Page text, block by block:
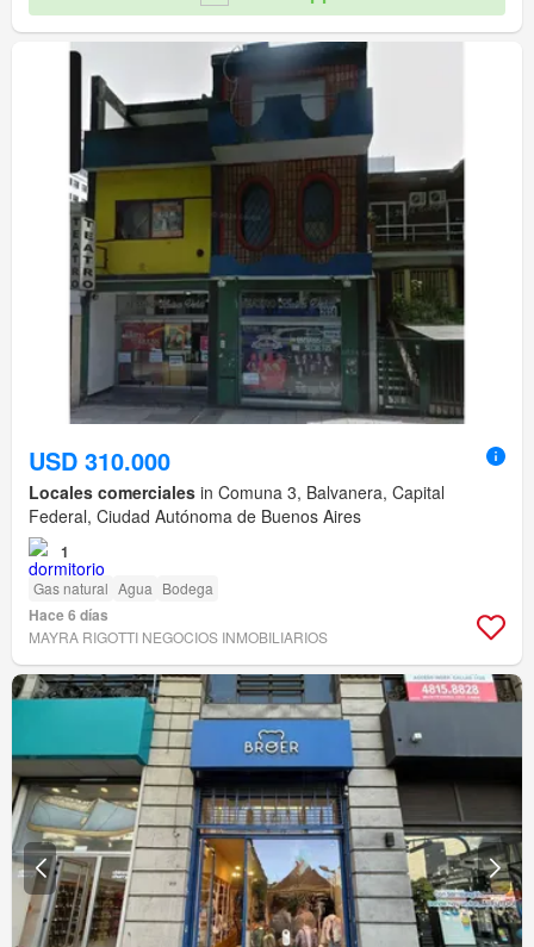
USD 310.000
Locales comerciales in Comuna 3, Balvanera, Capital
Federal, Ciudad Autónoma de Buenos Aires
1
Gas natural Agua Bodega
Hace 6 días
MAYRA RIGOTTI NEGOCIOS INMOBILIARIOS